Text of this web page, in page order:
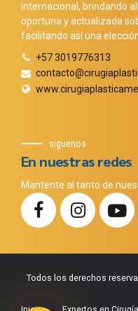
internacional, brindando
oportuna y actualizada
facilitando así una
+57 3019776313
siguenos
En nuestras redes
Mantente al tanto de
Todos los derechos
Phone